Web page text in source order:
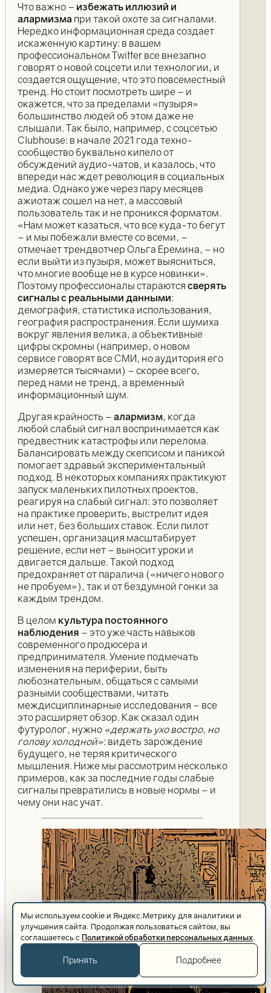
Что важно – избежать иллюзий и
алармизма при такой охоте за сигналами.
Нередко информационная среда создает
искаженную картину: в вашем
профессиональном Twitter все внезапно
говорят о новой соцсети или технологии, и
создается ощущение, что это повсеместный
тренд. Но стоит посмотреть шире – и
окажется, что за пределами «пузыря»
большинство людей об этом даже не
слышали. Так было, например, с соцсетью
Clubhouse: в начале 2021 года техно-
сообщество буквально кипело от
обсуждений аудио-чатов, и казалось, что
впереди нас ждет революция в социальных
медиа. Однако уже через пару месяцев
ажиотаж сошел на нет, а массовый
пользователь так и не проникся форматом.
«Нам может казаться, что все куда-то бегут
– и мы побежали вместе со всеми, –
отмечает трендвотчер Ольга Еремина, – но
если выйти из пузыря, может выясниться,
что многие вообще не в курсе новинки».
Поэтому профессионалы стараются сверять
сигналы с реальными данными:
демография, статистика использования,
география распространения. Если шумиха
вокруг явления велика, а объективные
цифры скромны (например, о новом
сервисе говорят все СМИ, но аудитория его
измеряется тысячами) – скорее всего,
перед нами не тренд, а временный
информационный шум.
Другая крайность – алармизм, когда
любой слабый сигнал воспринимается как
предвестник катастрофы или перелома.
Балансировать между скепсисом и паникой
помогает здравый экспериментальный
подход. В некоторых компаниях практикуют
запуск маленьких пилотных проектов,
реагируя на слабый сигнал: это позволяет
на практике проверить, выстрелит идея
или нет, без больших ставок. Если пилот
успешен, организация масштабирует
решение, если нет – выносит уроки и
двигается дальше. Такой подход
предохраняет от паралича («ничего нового
не пробуем»), так и от бездумной гонки за
каждым трендом.
В целом культура постоянного
наблюдения – это уже часть навыков
современного продюсера и
предпринимателя. Умение подмечать
изменения на периферии, быть
любознательным, общаться с самыми
разными сообществами, читать
междисциплинарные исследования – все
это расширяет обзор. Как сказал один
футуролог, нужно «держать ухо востро, но
голову холодной»: видеть зарождение
будущего, не теряя критического
мышления. Ниже мы рассмотрим несколько
примеров, как за последние годы слабые
сигналы превратились в новые нормы – и
чему они нас учат.
Мы используем cookie и Яндекс.Метрику для аналитики и
улучшения сайта. Продолжая пользоваться сайтом, вы
соглашаетесь с Политикой обработки персональных данных.
Принять Подробнее